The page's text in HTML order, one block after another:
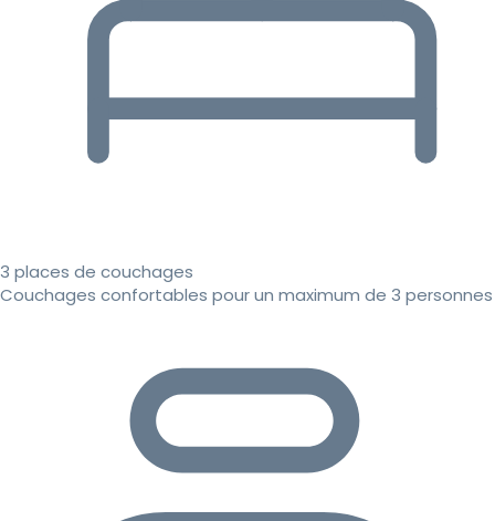
3 places de couchages
Couchages confortables pour un maximum de 3 personnes